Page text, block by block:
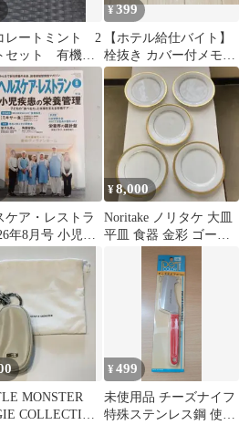
レートミント 2
セット 有機栽
チョコレート
のするミント
¥399
【ホテル給仕バイト】
栓抜き カバー付メモ帳
シニヨン リボンバレッ
タ ネット付き
ケア・レストラ
年8月号 小児疾
¥8,000
Noritake ノリタケ 大皿
平皿 食器 金彩 ゴール
ド ５枚 陶磁器 美品
MONSTER
COLLECTION
¥499
未使用品 チーズナイフ
特殊ステンレス鋼 使用